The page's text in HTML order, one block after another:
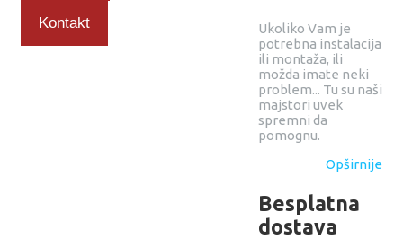
Kontakt
Ukoliko Vam je
potrebna instalacija
ili montaža, ili
možda imate neki
problem... Tu su naši
majstori uvek
spremni da
pomognu.
Opširnije
Besplatna
dostava